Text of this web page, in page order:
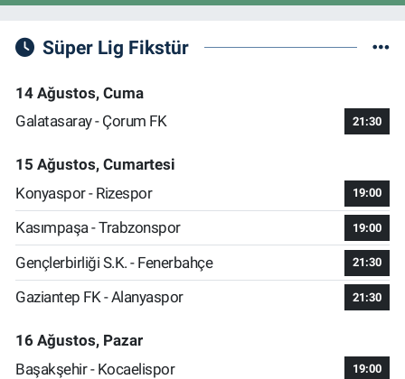
Süper Lig Fikstür
14 Ağustos, Cuma
Galatasaray - Çorum FK
21:30
15 Ağustos, Cumartesi
Konyaspor - Rizespor
19:00
Kasımpaşa - Trabzonspor 19:00
Gençlerbirliği S.K. - Fenerbahçe 21:30
Gaziantep FK - Alanyaspor 21:30
16 Ağustos, Pazar
Başakşehir - Kocaelispor
19:00